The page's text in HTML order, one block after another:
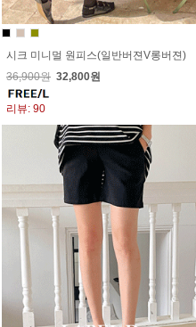
시크 미니멀 원피스(일반버젼V롱버젼)
36,900원 32,800원
리뷰: 90